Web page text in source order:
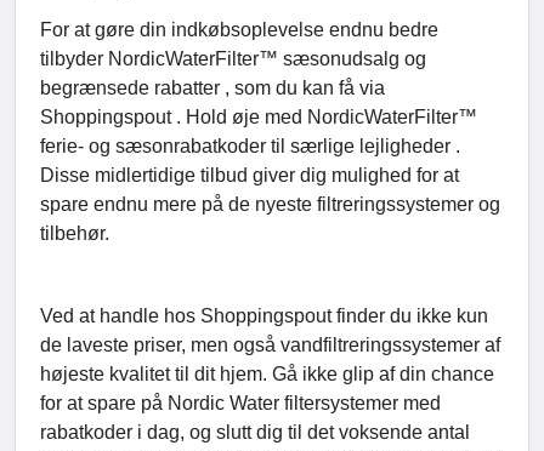
For at gøre din indkøbsoplevelse endnu bedre
tilbyder NordicWaterFilter™ sæsonudsalg og
begrænsede rabatter , som du kan få via
Shoppingspout . Hold øje med NordicWaterFilter™
ferie- og sæsonrabatkoder til særlige lejligheder .
Disse midlertidige tilbud giver dig mulighed for at
spare endnu mere på de nyeste filtreringssystemer og
tilbehør.
Ved at handle hos Shoppingspout finder du ikke kun
de laveste priser, men også vandfiltreringssystemer af
højeste kvalitet til dit hjem. Gå ikke glip af din chance
for at spare på Nordic Water filtersystemer med
rabatkoder i dag, og slutt dig til det voksende antal